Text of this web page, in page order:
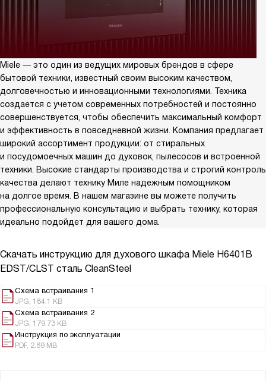
Miele — это один из ведущих мировых брендов в сфере
бытовой техники, известный своим высоким качеством,
долговечностью и инновационными технологиями. Техника
создается с учетом современных потребностей и постоянно
совершенствуется, чтобы обеспечить максимальный комфорт
и эффективность в повседневной жизни. Компания предлагает
широкий ассортимент продукции: от стиральных
и посудомоечных машин до духовок, пылесосов и встроенной
техники. Высокие стандарты производства и строгий контроль
качества делают технику Миле надежным помощником
на долгое время. В нашем магазине вы можете получить
профессиональную консультацию и выбрать технику, которая
идеально подойдет для вашего дома.
Скачать инструкцию для духового шкафа Miele H6401B
EDST/CLST сталь CleanSteel
Схема встраивания 1
JPG, 184.1 KB
Схема встраивания 2
JPG, 179.73 KB
Инструкция по эксплуатации
PDF, 2.69 MB